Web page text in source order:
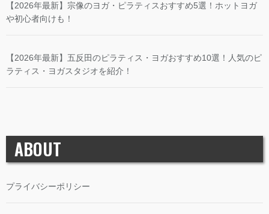
【2026年最新】宗像のヨガ・ピラティスおすすめ5選！ホットヨガ
や初心者向けも！
【2026年最新】五反田のピラティス・ヨガおすすめ10選！人気のピ
ラティス・ヨガスタジオを紹介！
ABOUT
プライバシーポリシー